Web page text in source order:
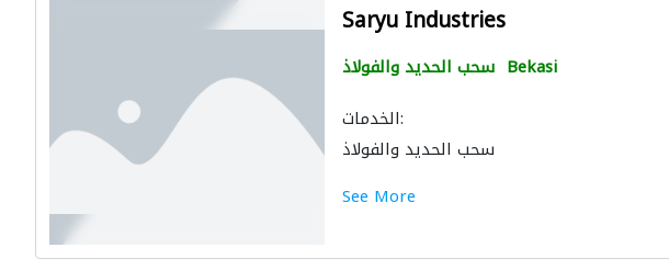
Saryu Industries
سحب الحديد والفولاذ Bekasi
الخدمات:
سحب الحديد والفولاذ
See More